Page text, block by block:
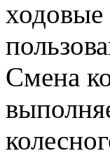
Смена